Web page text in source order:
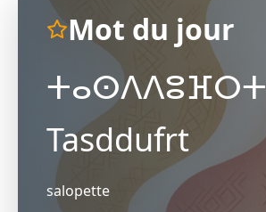
Mot du jour
ⵜⴰⵙⴷⴷⵓⴼⵔⵜ
Tasddufrt
salopette